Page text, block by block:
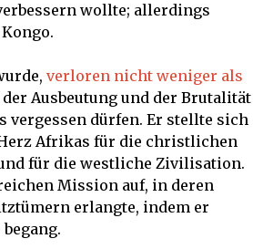
wollte; allerdings
verloren nicht weniger als
Ausbeutung und der Brutalität
vergessen dürfen. Er stellte sich
Afrikas für die christlichen
für die westliche Zivilisation.
Mission auf, in deren
erlangte, indem er